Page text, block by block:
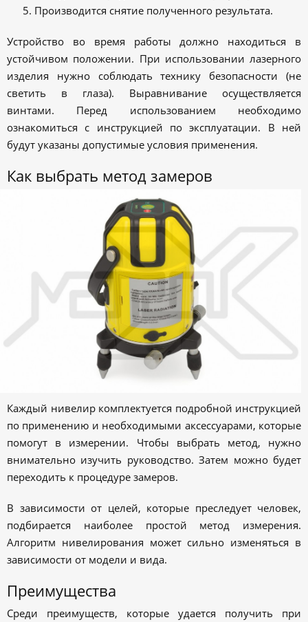
Производится снятие полученного результата.
Устройство во время работы должно находиться в
устойчивом положении. При использовании лазерного
изделия нужно соблюдать технику безопасности (не
светить в глаза). Выравнивание осуществляется
винтами. Перед использованием необходимо
ознакомиться с инструкцией по эксплуатации. В ней
будут указаны допустимые условия применения.
Как выбрать метод замеров
Каждый нивелир комплектуется подробной инструкцией
по применению и необходимыми аксессуарами, которые
помогут в измерении. Чтобы выбрать метод, нужно
внимательно изучить руководство. Затем можно будет
переходить к процедуре замеров.
В зависимости от целей, которые преследует человек,
подбирается наиболее простой метод измерения.
Алгоритм нивелирования может сильно изменяться в
зависимости от модели и вида.
Преимущества
Среди преимуществ, которые удается получить при